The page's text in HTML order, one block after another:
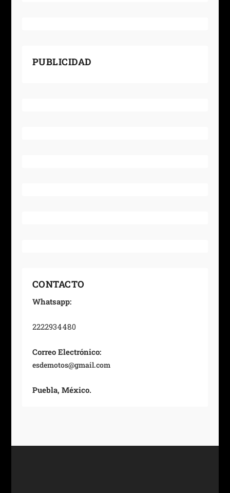
PUBLICIDAD
CONTACTO
Whatsapp:
2222934480
Correo Electrónico:
esdemotos@gmail.com
Puebla, México.